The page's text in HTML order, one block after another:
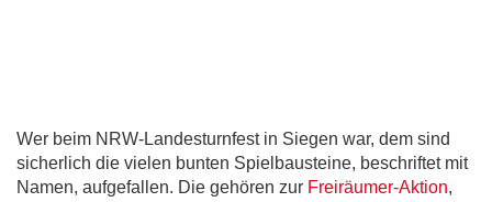
Wer beim NRW-Landesturnfest in Siegen war, dem sind
sicherlich die vielen bunten Spielbausteine, beschriftet mit
Namen, aufgefallen. Die gehören zur Freiräumer-Aktion,